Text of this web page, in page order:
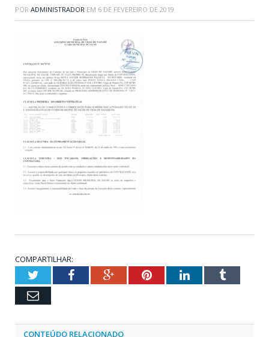
POR ADMINISTRADOR EM 6 DE FEVEREIRO DE 2019
COMPARTILHAR:
TwitterFacebookGoogle+PinterestLinkedInTumblr
Email
CONTEÚDO RELACIONADO